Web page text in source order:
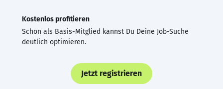
Kostenlos profitieren
Schon als Basis-Mitglied kannst Du Deine Job-Suche
deutlich optimieren.
Jetzt registrieren